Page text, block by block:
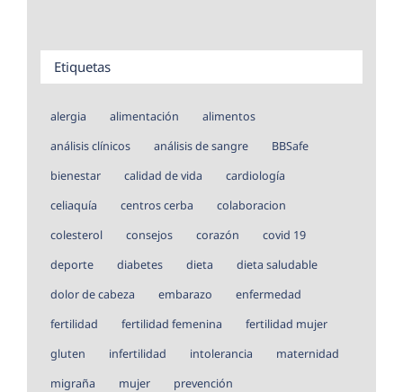
Etiquetas
alergia alimentación
alimentos
análisis clínicos
análisis de sangre
BBSafe
bienestar
calidad de vida
cardiología
celiaquía
centros cerba
colaboracion
colesterol
consejos corazón
covid 19
deporte
diabetes dieta
dieta saludable
dolor de cabeza
embarazo
enfermedad
fertilidad
fertilidad femenina
fertilidad mujer
gluten
infertilidad intolerancia
maternidad
migraña
mujer
prevención